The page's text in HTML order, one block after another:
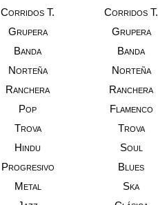
Corridos T. Corridos T.
Grupera Grupera
Banda Banda
Norteña Norteña
Ranchera Ranchera
Pop Flamenco
Trova Trova
Hindu Soul
Progresivo Blues
Metal Ska